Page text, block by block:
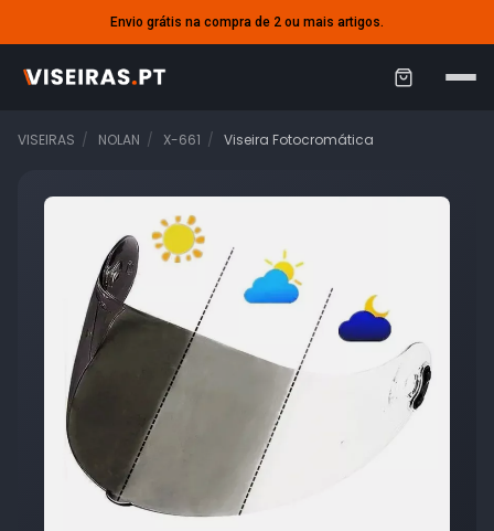
Envio grátis na compra de 2 ou mais artigos.
C
r
VISEIRAS NOLAN X-661 Viseira Fotocromática